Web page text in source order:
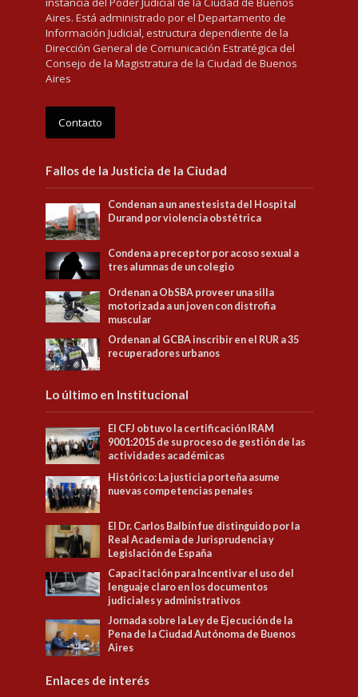
Aires. Está administrado por el Departamento de
Información Judicial, estructura dependiente de la
Dirección General de Comunicación Estratégica del
Consejo de la Magistratura de la Ciudad de Buenos
Aires
Contacto
Fallos de la Justicia de la Ciudad
Condenan a un anestesista del Hospital
Durand por violencia obstétrica
Condena a preceptor por acoso sexual a
tres alumnas de un colegio
Ordenan a ObSBA proveer una silla
motorizada a un joven con distrofia
muscular
Ordenan al GCBA inscribir en el RUR a 35
recuperadores urbanos
Lo último en Institucional
El CFJ obtuvo la certificación IRAM
9001:2015 de su proceso de gestión de las
actividades académicas
Histórico: La justicia porteña asume
nuevas competencias penales
El Dr. Carlos Balbín fue distinguido por la
Real Academia de Jurisprudencia y
Legislación de España
Capacitación para Incentivar el uso del
lenguaje claro en los documentos
judiciales y administrativos
Jornada sobre la Ley de Ejecución de la
Pena de la Ciudad Autónoma de Buenos
Aires
Enlaces de interés